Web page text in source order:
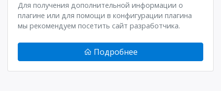
Для получения дополнительной информации о
плагине или для помощи в конфигурации плагина
мы рекомендуем посетить сайт разработчика.
Подробнее